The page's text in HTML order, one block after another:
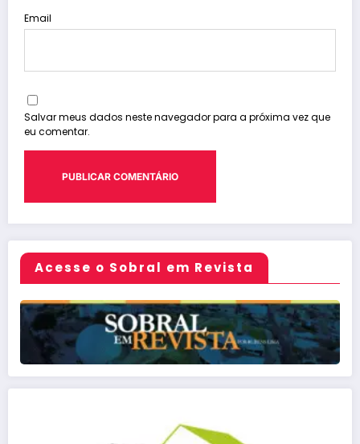
Email
Salvar meus dados neste navegador para a próxima vez que
eu comentar.
Acesse o Sobral em Revista